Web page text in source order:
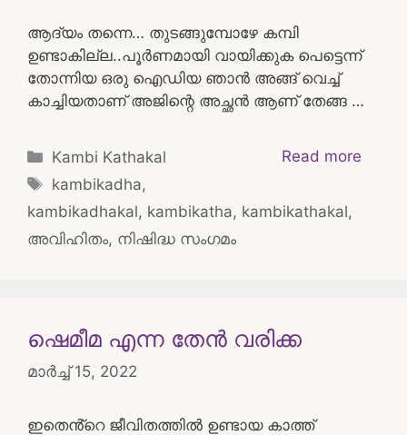
ആദ്യം തന്നെ… തുടങ്ങുമ്പോഴേ കമ്പി
ഉണ്ടാകില്ല..പൂർണമായി വായിക്കുക പെട്ടെന്ന്
തോന്നിയ ഒരു ഐഡിയ ഞാൻ അങ്ങ് വെച്ച്
കാച്ചിയതാണ് അജിന്റെ അച്ഛൻ ആണ് തേങ്ങ …
Read more
Categories
Kambi Kathakal
Tags
kambikadha,
kambikadhakal, kambikatha, kambikathakal,
അവിഹിതം, നിഷിദ്ധ സംഗമം
ഷെമീമ എന്ന തേൻ വരിക്ക
മാർച്ച്‌ 15, 2022
ഇതെൻ്റെ ജീവിതത്തിൽ ഉണ്ടായ കാത്ത്